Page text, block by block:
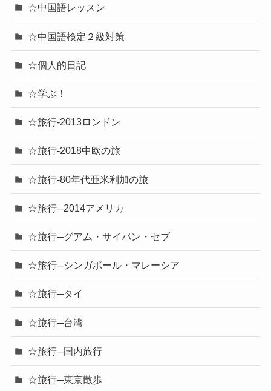
☆中国語レッスン
☆中国語検定２級対策
☆個人的日記
☆学ぶ！
☆旅行-2013ロンドン
☆旅行-2018中欧の旅
☆旅行-80年代亜米利加の旅
☆旅行─2014アメリカ
☆旅行─グアム・サイパン・セブ
☆旅行─シンガポール・マレーシア
☆旅行─タイ
☆旅行─台湾
☆旅行─国内旅行
☆旅行─東京散歩